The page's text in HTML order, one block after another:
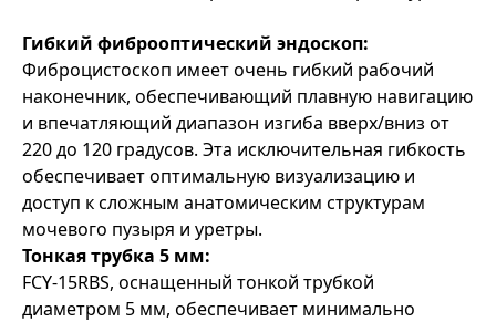
Гибкий фиброоптический эндоскоп:
Фиброцистоскоп имеет очень гибкий рабочий
наконечник, обеспечивающий плавную навигацию
и впечатляющий диапазон изгиба вверх/вниз от
220 до 120 градусов. Эта исключительная гибкость
обеспечивает оптимальную визуализацию и
доступ к сложным анатомическим структурам
мочевого пузыря и уретры.
Тонкая трубка 5 мм:
FCY-15RBS, оснащенный тонкой трубкой
диаметром 5 мм, обеспечивает минимально